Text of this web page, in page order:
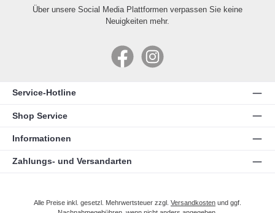
Über unsere Social Media Plattformen verpassen Sie keine
Neuigkeiten mehr.
FacebookInstagram
Service-Hotline
Shop Service
Informationen
Zahlungs- und Versandarten
Alle Preise inkl. gesetzl. Mehrwertsteuer zzgl. Versandkosten und ggf.